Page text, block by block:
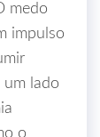
medo
impulso
um lado
o